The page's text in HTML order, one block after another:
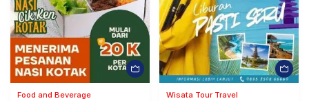
Food and Beverage Wisata Tour Travel